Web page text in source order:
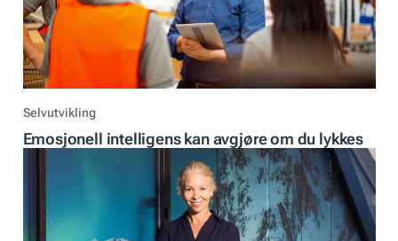
Selvutvikling
Emosjonell intelligens kan avgjøre om du lykkes